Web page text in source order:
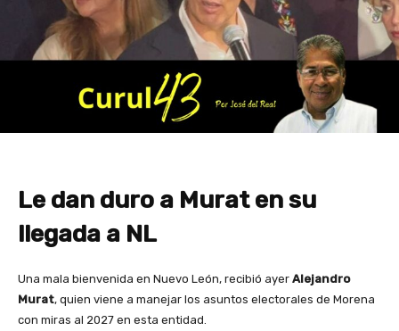
Le dan duro a Murat en su
llegada a NL
Una mala bienvenida en Nuevo León, recibió ayer Alejandro
Murat, quien viene a manejar los asuntos electorales de Morena
con miras al 2027 en esta entidad.